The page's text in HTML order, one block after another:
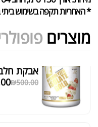
* האחריות תקפה בשימוש
מוצרים
מציג 1–6 מתוך 524 תוצאות
סידור ברירת מחדל
₪40.00
אבקת
₪500.00